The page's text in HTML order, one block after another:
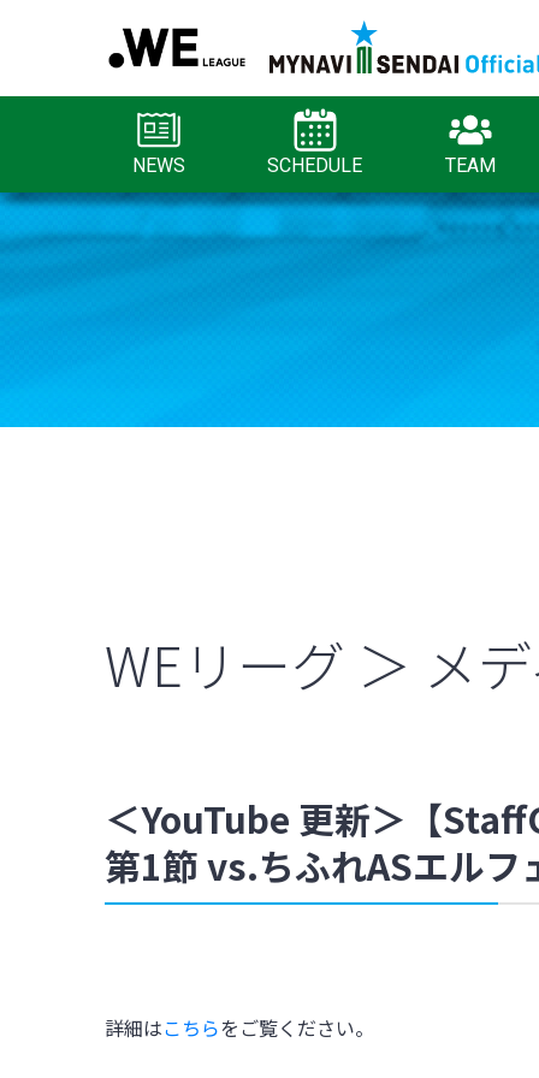
NEWS SCHEDULE TEAM
WEリーグ ＞ メ
＜YouTube 更新＞【
第1節 vs.ちふれASエルフ
詳細はこちらをご覧ください。